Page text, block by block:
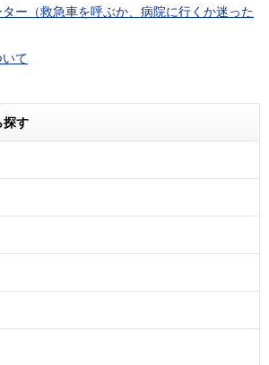
ー（救急車を呼ぶか、病院に行くか迷った
て
探す